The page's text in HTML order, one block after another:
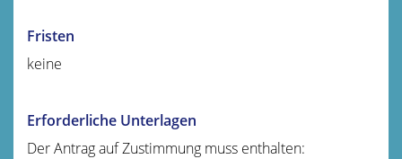
Fristen
keine
Erforderliche Unterlagen
Der Antrag auf Zustimmung muss enthalten: